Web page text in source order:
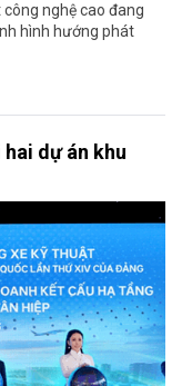
nghệ cao đang
hình hướng phát
dự án khu